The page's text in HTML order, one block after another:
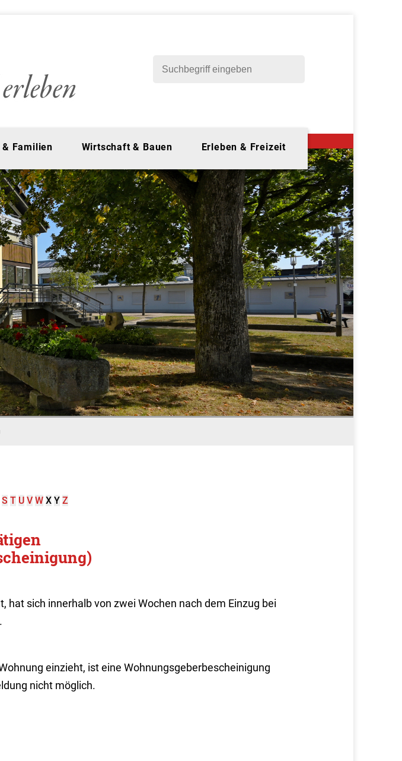
& Familien Wirtschaft & Bauen Erleben & Freizeit
S T U V W X Y Z
hat sich innerhalb von zwei Wochen nach dem Einzug bei
einzieht, ist eine Wohnungsgeberbescheinigung
nicht möglich.